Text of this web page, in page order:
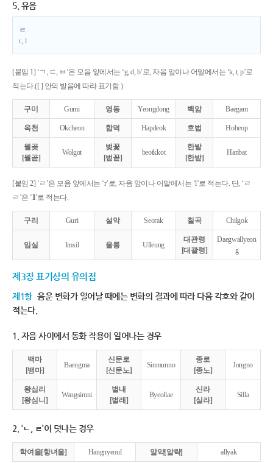
5. 유음
ㄹ
r, l
[붙임 1] ‘ㄱ, ㄷ, ㅂ’은 모음 앞에서는 ‘g, d, b’로, 자음 앞이나 어말에서는 ‘k, t, p’로
적는다.([ ] 안의 발음에 따라 표기함.)
구미 Gumi 영동 Yeongdong 백암 Baegam
옥천 Okcheon 합덕 Hapdeok 호법 Hobeop
월곶
[월곧]
Wolgot
벚꽃
[벋꼳]
beotkkot
한밭
[한받]
Hanbat
[붙임 2] ‘ㄹ’은 모음 앞에서는 ‘r’로, 자음 앞이나 어말에서는 ‘l’로 적는다. 단, ‘ㄹ
ㄹ’은 ‘ll’로 적는다.
구리 Guri 설악 Seorak 칠곡 Chilgok
임실 Imsil 울릉 Ulleung
대관령
[대괄령]
Daegwallyeon
g
제3장 표기상의 유의점
제1항 음운 변화가 일어날 때에는 변화의 결과에 따라 다음 각호와 같이
적는다.
1. 자음 사이에서 동화 작용이 일어나는 경우
백마
[뱅마]
Baengma
신문로
[신문노]
Sinmunno
종로
[종노]
Jongno
왕십리
[왕심니]
Wangsimni
별내
[별래]
Byeollae
신라
[실라]
Silla
2. ‘ㄴ, ㄹ’이 덧나는 경우
학여울[항녀울] Hangnyeoul 알약[알략] allyak